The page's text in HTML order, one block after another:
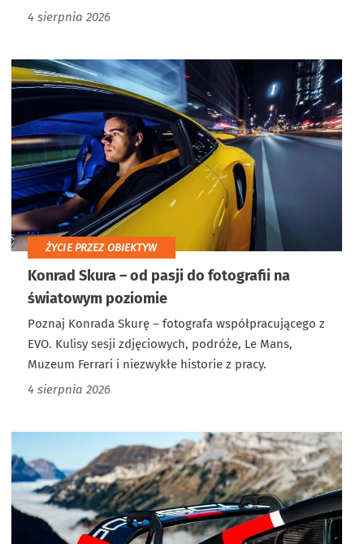
4 sierpnia 2026
ŻYCIE PRZEZ OBIEKTYW
Konrad Skura – od pasji do fotografii na
światowym poziomie
Poznaj Konrada Skurę – fotografa współpracującego z
EVO. Kulisy sesji zdjęciowych, podróże, Le Mans,
Muzeum Ferrari i niezwykłe historie z pracy.
4 sierpnia 2026